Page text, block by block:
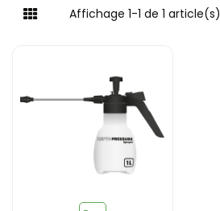
Affichage 1-1 de 1 article(s)